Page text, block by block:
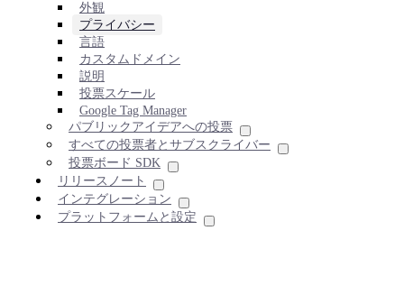
外観
プライバシー
言語
カスタムドメイン
説明
投票スケール
Google Tag Manager
パブリックアイデアへの投票
すべての投票者とサブスクライバー
投票ボード SDK
リリースノート
インテグレーション
プラットフォームと設定